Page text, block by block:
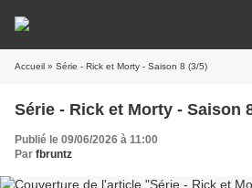
Accueil » Série - Rick et Morty - Saison 8 (3/5)
Série - Rick et Morty - Saison
Publié le 09/06/2026 à 11:00
Par fbruntz